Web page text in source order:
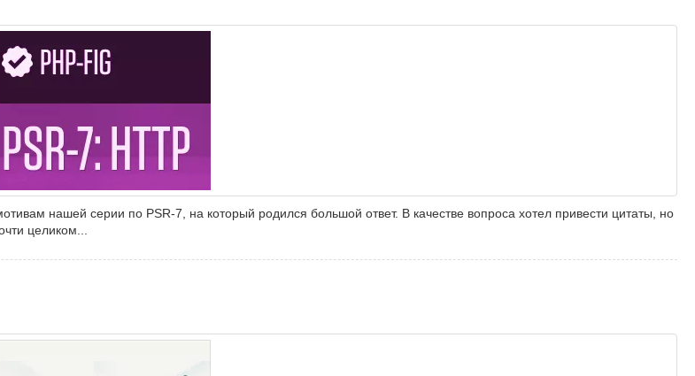
нашей серии по PSR-7, на который родился большой ответ. В качестве вопроса хотел привести цитаты, но
целиком...